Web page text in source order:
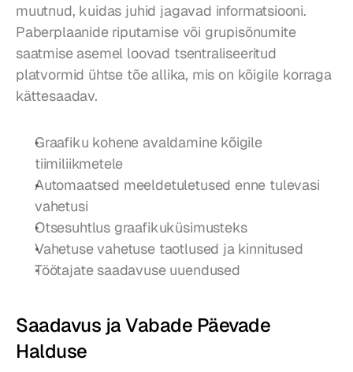
muutnud, kuidas juhid jagavad informatsiooni.
Paberplaanide riputamise või grupisõnumite
saatmise asemel loovad tsentraliseeritud
platvormid ühtse tõe allika, mis on kõigile korraga
kättesaadav.
Graafiku kohene avaldamine kõigile
tiimiliikmetele
Automaatsed meeldetuletused enne tulevasi
vahetusi
Otsesuhtlus graafikuküsimusteks
Vahetuse vahetuse taotlused ja kinnitused
Töötajate saadavuse uuendused
Saadavus ja Vabade Päevade
Halduse